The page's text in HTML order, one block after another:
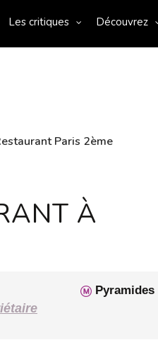
Les critiques Découvrez
Paris 2ème
À
Pyramides